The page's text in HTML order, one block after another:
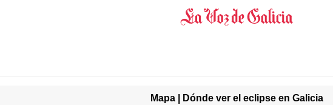
Mapa | Dónde ver el eclipse en Galicia